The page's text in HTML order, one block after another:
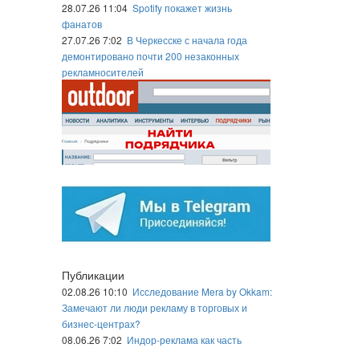
28.07.26 11:04 Spotify покажет жизнь
фанатов
27.07.26 7:02 В Черкесске с начала года
демонтировано почти 200 незаконных
рекламносителей
Публикации
02.08.26 10:10 Исследование Mera by Okkam:
Замечают ли люди рекламу в торговых и
бизнес-центрах?
08.06.26 7:02 Индор-реклама как часть